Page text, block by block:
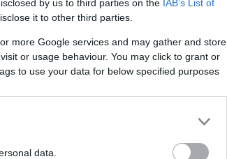
by us to third parties on the IAB’s List of
it to other third parties.
more Google services and may gather and store
or usage behaviour. You may click to grant or
to use your data for below specified purposes
data.
του στο φιλικό τουρνουά Memorijal